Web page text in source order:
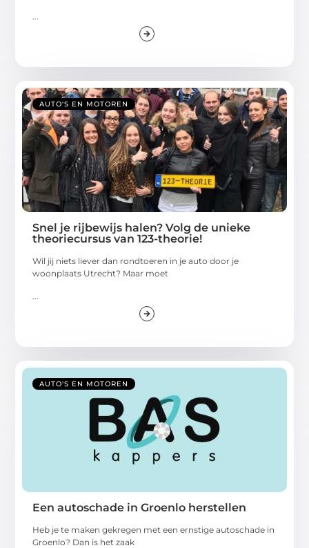
...
AUTO'S EN MOTOREN
Snel je rijbewijs halen? Volg de unieke
theoriecursus van 123-theorie!
Wil jij niets liever dan rondtoeren in je auto door je
woonplaats Utrecht? Maar moet
AUTO'S EN MOTOREN
Een autoschade in Groenlo herstellen
Heb je te maken gekregen met een ernstige autoschade in
Groenlo? Dan is het zaak